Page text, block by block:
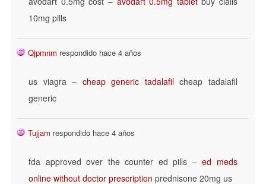
10mg pills
Qjpmnm respondido hace 4 años
us viagra – cheap generic tadalafilcheap tadalafil
generic
Tujjam respondido hace 4 años
fda approved over the counter ed pills –ed meds
online without doctor prescription prednisone 20mg us